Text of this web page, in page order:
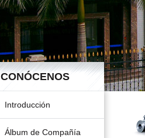
CONÓCENOS
Introducción
Álbum de Compañía